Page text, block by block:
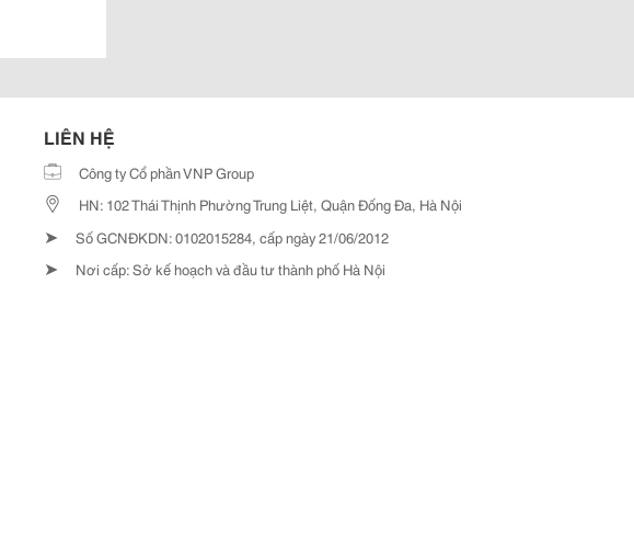
LIÊN HỆ
Công ty Cổ phần VNP Group
HN: 102 Thái Thịnh Phường Trung Liệt, Quận Đống Đa, Hà Nội
➤ Số GCNĐKDN: 0102015284, cấp ngày 21/06/2012
➤ Nơi cấp: Sở kế hoạch và đầu tư thành phố Hà Nội